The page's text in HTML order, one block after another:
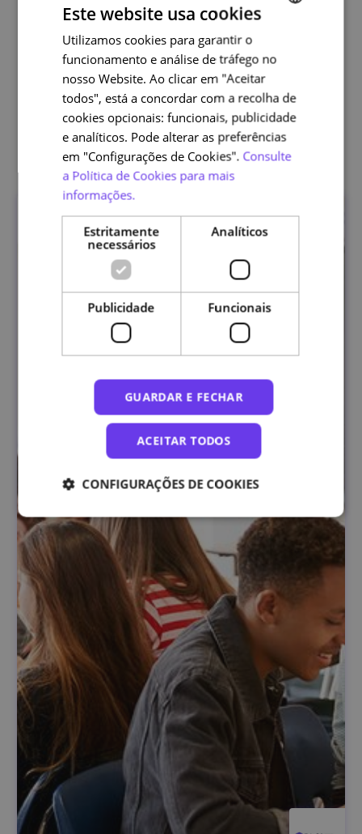
atual, a EduQA disponibiliza, ainda, formação online,
para o desenvolvimento profissional dos docentes e/ou
que vão ao encontro das necessidades formativas de
outros agentes educativos.
Outras edições
ENGLISH
Este website usa cookies
Utilizamos cookies para garantir o
funcionamento e análise de tráfego no
nosso Website. Ao clicar em "Aceitar
todos", está a concordar com a recolha de
cookies opcionais: funcionais, publicidade
e analíticos. Pode alterar as preferências
em "Configurações de Cookies". Consulte
a Política de Cookies para mais
informações.
Estritamente
necessários
Analíticos
Publicidade Funcionais
GUARDAR E FECHAR
ACEITAR TODOS
CONFIGURAÇÕES DE COOKIES